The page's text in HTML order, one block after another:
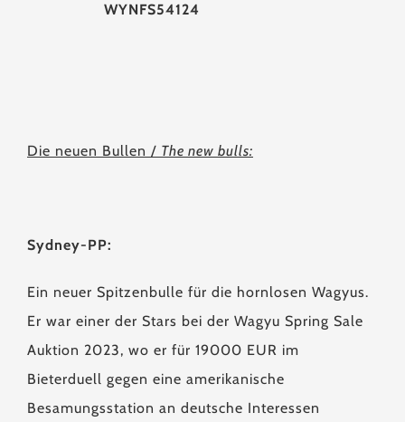
WYNFS54124
Die neuen Bullen / The new bulls:
Sydney-PP:
Ein neuer Spitzenbulle für die hornlosen Wagyus.
Er war einer der Stars bei der Wagyu Spring Sale
Auktion 2023, wo er für 19000 EUR im
Bieterduell gegen eine amerikanische
Besamungsstation an deutsche Interessen